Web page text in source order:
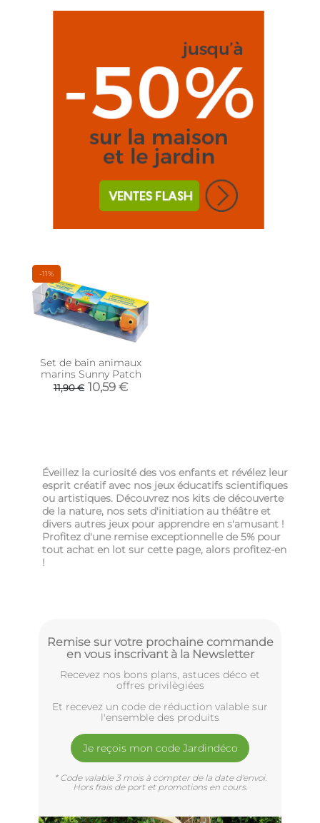
-11%
Set de bain animaux
marins Sunny Patch
11,90 € 10,59 €
Éveillez la curiosité des vos enfants et révélez leur
esprit créatif avec nos jeux éducatifs scientifiques
ou artistiques. Découvrez nos kits de découverte
de la nature, nos sets d'initiation au théâtre et
divers autres jeux pour apprendre en s'amusant !
Profitez d'une remise exceptionnelle de 5% pour
tout achat en lot sur cette page, alors profitez-en
!
Remise sur votre prochaine commande
en vous inscrivant à la Newsletter
Recevez nos bons plans, astuces déco et
offres privilègiées
Et recevez un code de réduction valable sur
l'ensemble des produits
Je reçois mon code Jardindéco
* Code valable 3 mois à compter de la date d'envoi.
Hors frais de port et promotions en cours.